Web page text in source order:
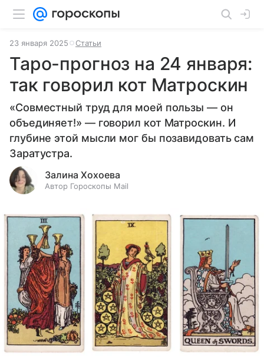
23 января 2025 Статьи
Таро-прогноз на 24 января:
так говорил кот Матроскин
«Совместный труд для моей пользы — он
объединяет!» — говорил кот Матроскин. И
глубине этой мысли мог бы позавидовать сам
Заратустра.
Залина Хохоева
Автор Гороскопы Mail